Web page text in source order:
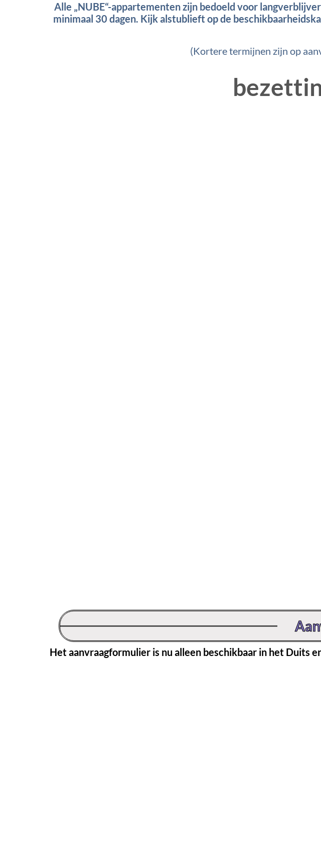
Alle „NUBE“-appartementen zijn bedoeld voor
minimaal 30 dagen. Kijk alstublieft op de
(Kortere termijnen zijn op
Het aanvraagformulier is nu alleen beschikbaar in het Duits